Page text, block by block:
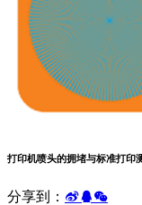
打印机喷头的拥堵与标准打印
分享到：